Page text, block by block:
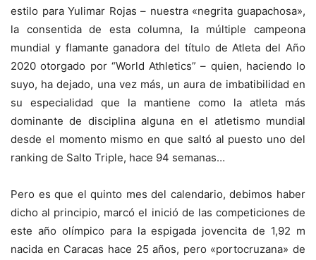
estilo para Yulimar Rojas – nuestra «negrita guapachosa»,
la consentida de esta columna, la múltiple campeona
mundial y flamante ganadora del título de Atleta del Año
2020 otorgado por “World Athletics” – quien, haciendo lo
suyo, ha dejado, una vez más, un aura de imbatibilidad en
su especialidad que la mantiene como la atleta más
dominante de disciplina alguna en el atletismo mundial
desde el momento mismo en que saltó al puesto uno del
ranking de Salto Triple, hace 94 semanas…
Pero es que el quinto mes del calendario, debimos haber
dicho al principio, marcó el inició de las competiciones de
este año olímpico para la espigada jovencita de 1,92 m
nacida en Caracas hace 25 años, pero «portocruzana» de